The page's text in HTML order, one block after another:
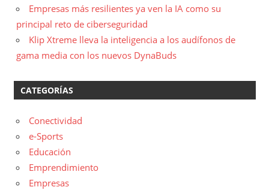
Empresas más resilientes ya ven la IA como su
principal reto de ciberseguridad
Klip Xtreme lleva la inteligencia a los audífonos de
gama media con los nuevos DynaBuds
CATEGORÍAS
Conectividad
e-Sports
Educación
Emprendimiento
Empresas